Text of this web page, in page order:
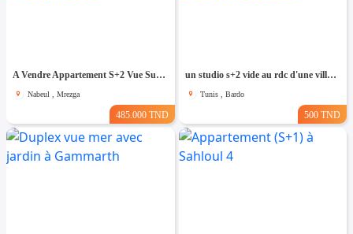
A Vendre Appartement S+2 Vue Sur Mer à AFH Mrezga, Nabeul
Nabeul , Mrezga
485.000 TND
un studio s+2 vide au rdc d'une villa a louer situé a bardo prés de stade
Tunis , Bardo
500 TND